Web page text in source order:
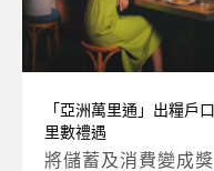
「亞洲萬里通」出糧戶口
里數禮遇
將儲蓄及消費變成獎